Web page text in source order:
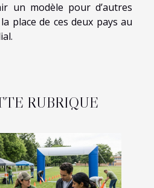
un modèle pour d’autres
place de ces deux pays au
RUBRIQUE